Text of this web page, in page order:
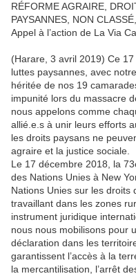
RÉFORME AGRAIRE,
PAYSANNES, NON
Appel à l’action de La Via
(Harare, 3 avril 2019) Ce
luttes paysannes, avec
héritée de nos 19
impunité lors du massacre
nous appelons comme
allié.e.s à unir leurs efforts
les droits paysans ne
agraire et la justice sociale.
Le 17 décembre 2018, la
des Nations Unies à New
Nations Unies sur les droits
travaillant dans les zones
instrument juridique
nous nous mobilisons pour
déclaration dans les
garantissent l’accès à la
la mercantilisation, l’arrêt